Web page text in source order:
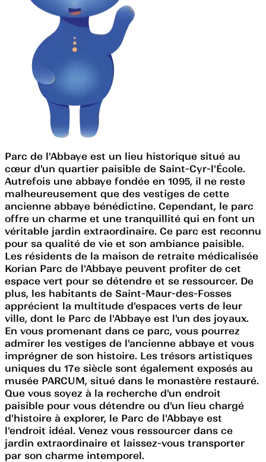
Parc de l'Abbaye est un lieu historique situé au
cœur d'un quartier paisible de Saint-Cyr-l'École.
Autrefois une abbaye fondée en 1095, il ne reste
malheureusement que des vestiges de cette
ancienne abbaye bénédictine. Cependant, le parc
offre un charme et une tranquillité qui en font un
véritable jardin extraordinaire. Ce parc est reconnu
pour sa qualité de vie et son ambiance paisible.
Les résidents de la maison de retraite médicalisée
Korian Parc de l'Abbaye peuvent profiter de cet
espace vert pour se détendre et se ressourcer. De
plus, les habitants de Saint-Maur-des-Fosses
apprécient la multitude d'espaces verts de leur
ville, dont le Parc de l'Abbaye est l'un des joyaux.
En vous promenant dans ce parc, vous pourrez
admirer les vestiges de l'ancienne abbaye et vous
imprégner de son histoire. Les trésors artistiques
uniques du 17e siècle sont également exposés au
musée PARCUM, situé dans le monastère restauré.
Que vous soyez à la recherche d'un endroit
paisible pour vous détendre ou d'un lieu chargé
d'histoire à explorer, le Parc de l'Abbaye est
l'endroit idéal. Venez vous ressourcer dans ce
jardin extraordinaire et laissez-vous transporter
par son charme intemporel.